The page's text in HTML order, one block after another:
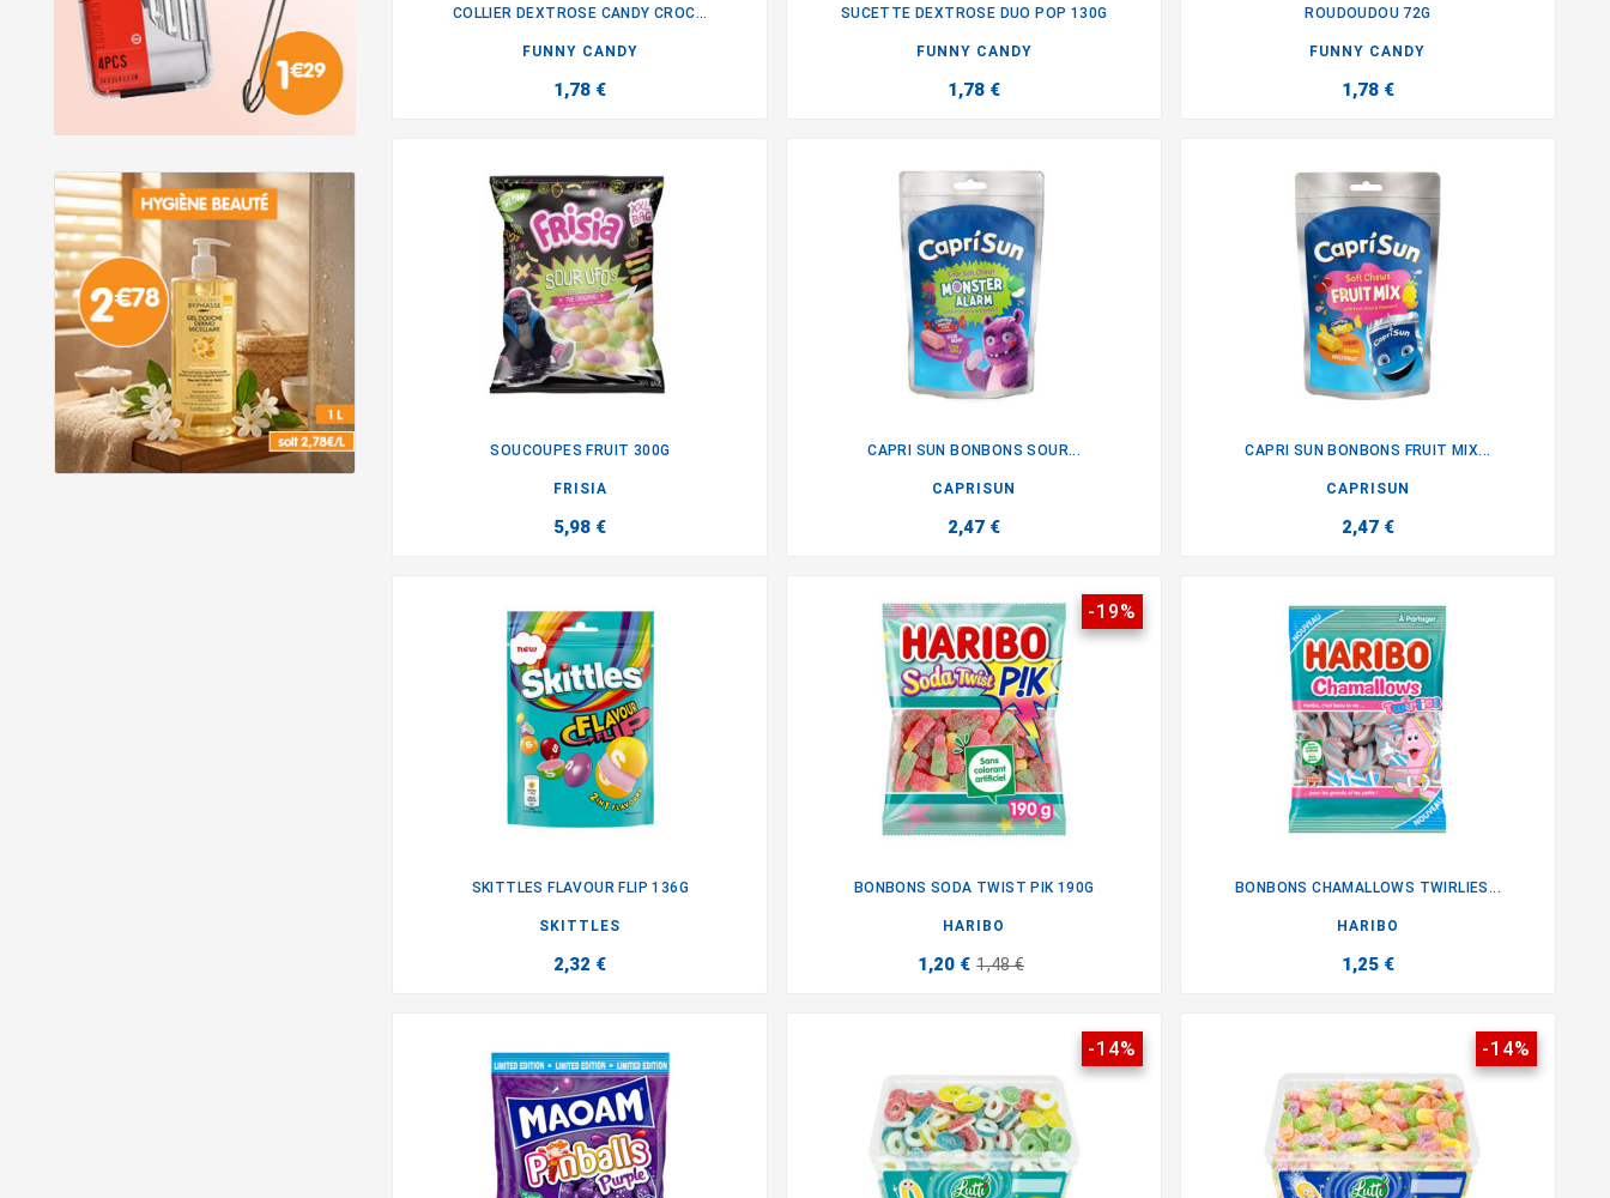
COLLIER DEXTROSE CANDY CROC...
FUNNY CANDY
1,78 €
SUCETTE DEXTROSE DUO POP 130G
FUNNY CANDY
1,78 €
ROUDOUDOU 72G
FUNNY CANDY
1,78 €
SOUCOUPES FRUIT 300G
FRISIA
5,98 €
CAPRI SUN BONBONS SOUR...
CAPRISUN
2,47 €
CAPRI SUN BONBONS FRUIT MIX...
CAPRISUN
2,47 €
SKITTLES FLAVOUR FLIP 136G
SKITTLES
2,32 €
-19%
BONBONS SODA TWIST PIK 190G
HARIBO
1,20 € 1,48 €
BONBONS CHAMALLOWS TWIRLIES...
HARIBO
1,25 €
-14% -14%